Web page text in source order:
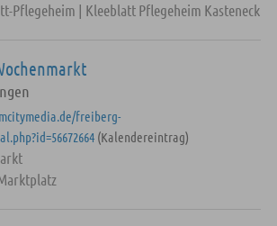
Pflegeheim | Kleeblatt Pflegeheim Kasteneck
freiberg-
(Kalendereintrag)